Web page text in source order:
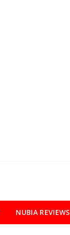
NUBIA REVIEWS